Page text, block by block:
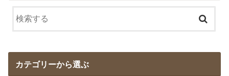
カテゴリーから選ぶ